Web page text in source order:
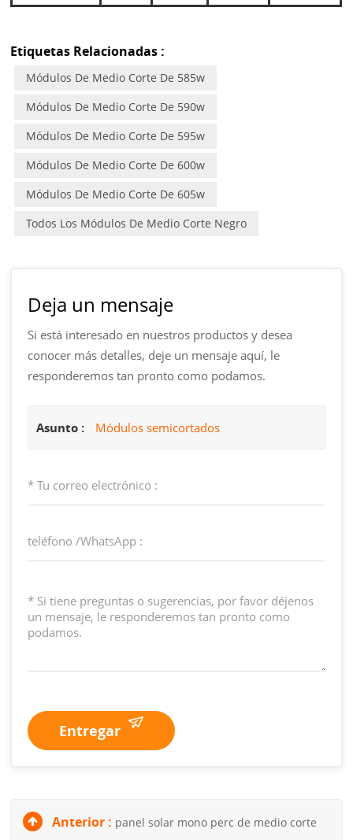
Etiquetas Relacionadas :
Módulos De Medio Corte De 585w
Módulos De Medio Corte De 590w
Módulos De Medio Corte De 595w
Módulos De Medio Corte De 600w
Módulos De Medio Corte De 605w
Todos Los Módulos De Medio Corte Negro
Deja un mensaje
Si está interesado en nuestros productos y desea
conocer más detalles, deje un mensaje aquí, le
responderemos tan pronto como podamos.
Asunto : Módulos semicortados
Entregar
Anterior : panel solar mono perc de medio corte